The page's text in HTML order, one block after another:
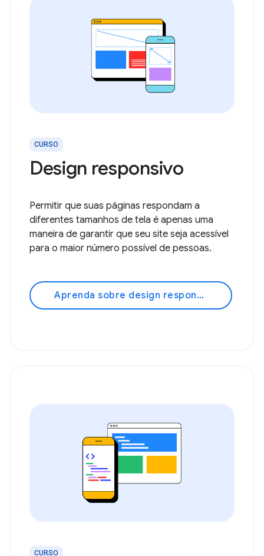
CURSO
Design responsivo
Permitir que suas páginas respondam a
diferentes tamanhos de tela é apenas uma
maneira de garantir que seu site seja acessível
para o maior número possível de pessoas.
Aprenda sobre design responsivo!
CURSO